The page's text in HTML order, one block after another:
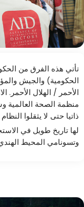
تأتي هذه الفرق من
الحكومية) والجيش
الأحمر / الهلال الأحمر.
منظمة الصحة العالمية
ذاتيا حتى لا يثقلوا
لها تاريخ طويل في
وتسونامي المحيط